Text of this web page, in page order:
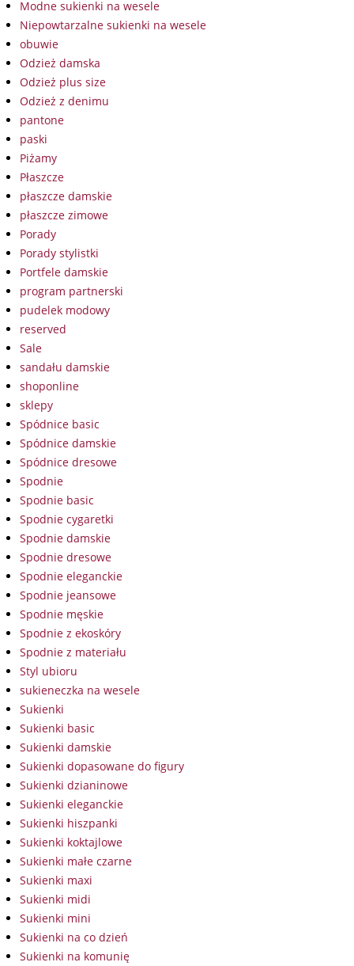
Modne sukienki na wesele
Niepowtarzalne sukienki na wesele
obuwie
Odzież damska
Odzież plus size
Odzież z denimu
pantone
paski
Piżamy
Płaszcze
płaszcze damskie
płaszcze zimowe
Porady
Porady stylistki
Portfele damskie
program partnerski
pudelek modowy
reserved
Sale
sandału damskie
shoponline
sklepy
Spódnice basic
Spódnice damskie
Spódnice dresowe
Spodnie
Spodnie basic
Spodnie cygaretki
Spodnie damskie
Spodnie dresowe
Spodnie eleganckie
Spodnie jeansowe
Spodnie męskie
Spodnie z ekoskóry
Spodnie z materiału
Styl ubioru
sukieneczka na wesele
Sukienki
Sukienki basic
Sukienki damskie
Sukienki dopasowane do figury
Sukienki dzianinowe
Sukienki eleganckie
Sukienki hiszpanki
Sukienki koktajlowe
Sukienki małe czarne
Sukienki maxi
Sukienki midi
Sukienki mini
Sukienki na co dzień
Sukienki na komunię